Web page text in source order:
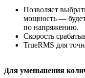
Позволяет
мощность —
по напряжению.
Скорость
TrueRMS для
Для уменьшения